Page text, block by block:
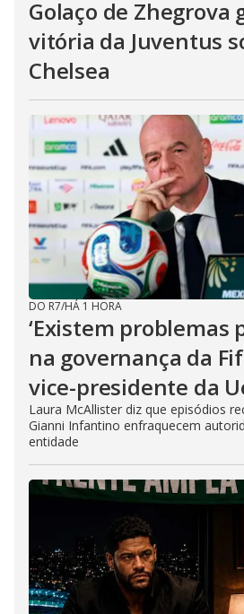
Golaço de Zhegrova
vitória da Juventus
Chelsea
DO R7/HÁ 1 HORA
‘Existem problemas
na governança da
vice-presidente da
Laura McAllister diz que episódios
Gianni Infantino enfraquecem
entidade